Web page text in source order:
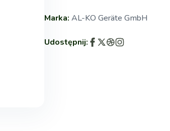
Marka: AL-KO Geräte GmbH
Udostępnij: